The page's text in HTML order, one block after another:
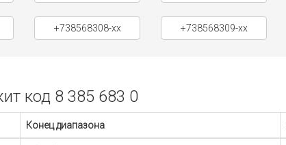
+738568308-xx +738568309-xx
код 8 385 683 0
Конец диапазона